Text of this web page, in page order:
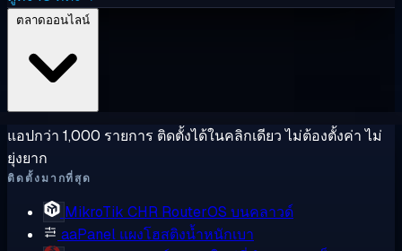
แอปกว่า 1,000 รายการ ติดตั้งได้ในคลิกเดียว ไม่ต้องตั้งค่า ไม่
ยุ่งยาก
ติดตั้งมากที่สุด
MikroTik CHR RouterOS บนคลาวด์
aaPanel แผงโฮสติงน้ำหนักเบา